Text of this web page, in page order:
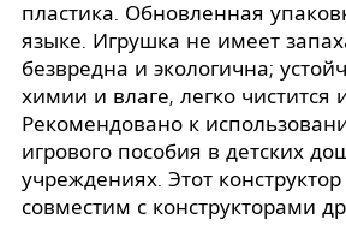
пластика. Обновленная
языке. Игрушка не имеет
безвредна и экологична;
химии и влаге, легко чистится
Рекомендовано к
игрового пособия в детских
учреждениях. Этот
совместим с конструкторами